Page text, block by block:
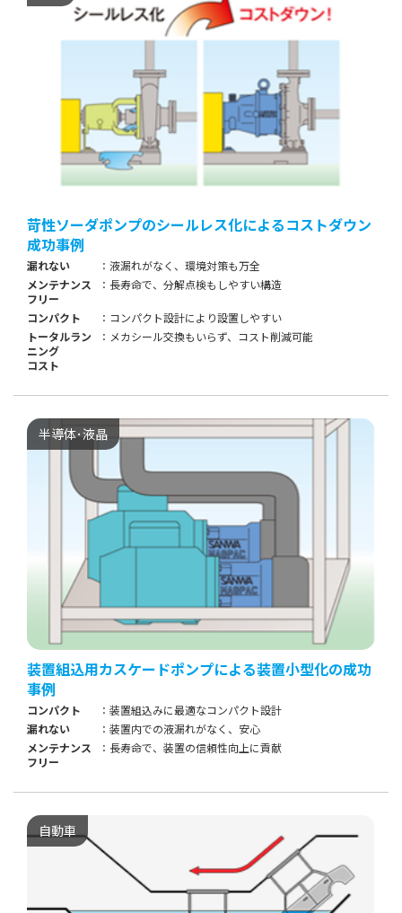
苛性ソーダポンプのシールレス化によるコストダウン
成功事例
漏れない
液漏れがなく、環境対策も万全
メンテナンス
フリー
長寿命で、分解点検もしやすい構造
コンパクト
コンパクト設計により設置しやすい
トータルラン
ニング
コスト
メカシール交換もいらず、コスト削減可能
半導体･液晶
装置組込用カスケードポンプによる装置小型化の成功
事例
コンパクト
装置組込みに最適なコンパクト設計
漏れない
装置内での液漏れがなく、安心
メンテナンス
フリー
長寿命で、装置の信頼性向上に貢献
自動車